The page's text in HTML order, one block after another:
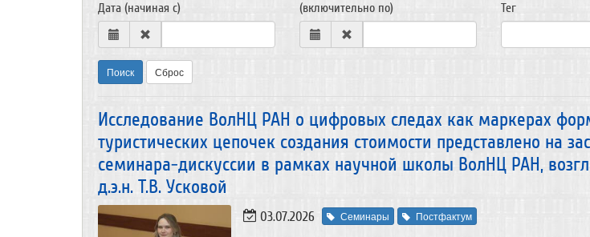
Дата (начиная с) (включительно по) Тег
Поиск Сброс
Исследование ВолНЦ РАН о цифровых следах как маркерах
туристических цепочек создания стоимости представлено на
семинара-дискуссии в рамках научной школы ВолНЦ РАН,
д.э.н. Т.В. Усковой
03.07.2026 Семинары Постфактум